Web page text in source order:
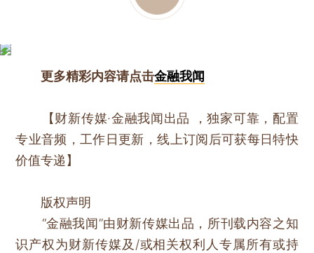
更多精彩内容请点击金融我闻
【财新传媒·金融我闻出品 ，独家可靠，配置
专业音频，工作日更新，线上订阅后可获每日特快
价值专递】
版权声明
“金融我闻”由财新传媒出品，所刊载内容之知
识产权为财新传媒及/或相关权利人专属所有或持